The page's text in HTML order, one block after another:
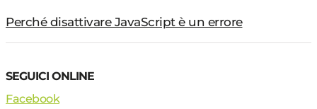
Perché disattivare JavaScript è un errore
SEGUICI ONLINE
Facebook